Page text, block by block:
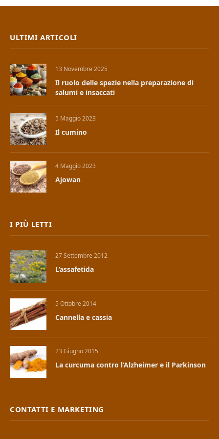
ULTIMI ARTICOLI
13 Novembre 2025
Il ruolo delle spezie nella preparazione di
salumi e insaccati
5 Maggio 2023
Il cumino
4 Maggio 2023
Ajowan
I PIÙ LETTI
27 Settembre 2012
L’assafetida
5 Ottobre 2014
Cannella e cassia
23 Giugno 2015
La curcuma contro l’Alzheimer e il Parkinson
CONTATTI E MARKETING